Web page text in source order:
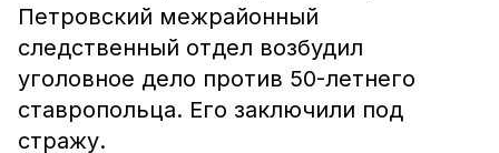
Петровский межрайонный
следственный отдел возбудил
уголовное дело против 50-летнего
ставропольца. Его заключили под
стражу.